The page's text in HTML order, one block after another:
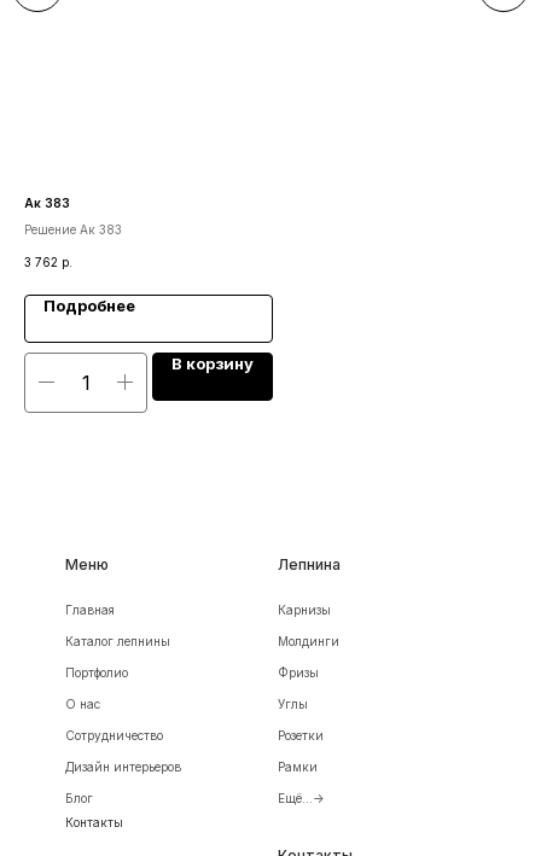
Ак 383
Решение Ак 383
3 762 р.
Подробнее
В корзину
Меню
Главная
О нас
Каталог лепнины
Портфолио
Сотрудничество
Дизайн интерьеров
Блог
Контакты
Лепнина
Карнизы
Молдинги
Фризы
Углы
Розетки
Рамки
Ещё...->